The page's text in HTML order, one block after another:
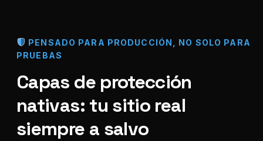
PENSADO PARA PRODUCCIÓN, NO SOLO PARA
PRUEBAS
Capas de protección
nativas: tu sitio real
siempre a salvo